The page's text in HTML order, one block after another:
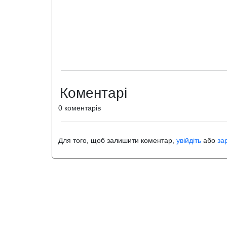
Коментарі
0 коментарів
Для того, щоб залишити коментар, увійдіть або